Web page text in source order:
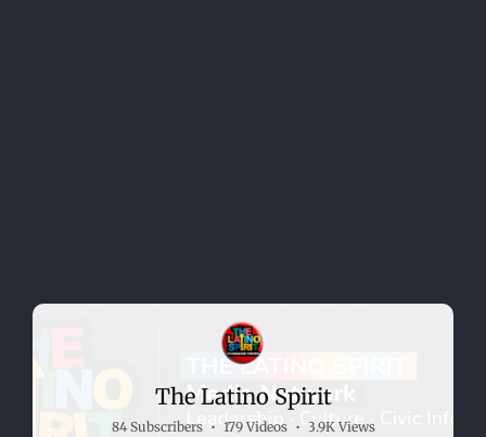
The Latino Spirit
84 Subscribers • 179 Videos • 3.9K Views